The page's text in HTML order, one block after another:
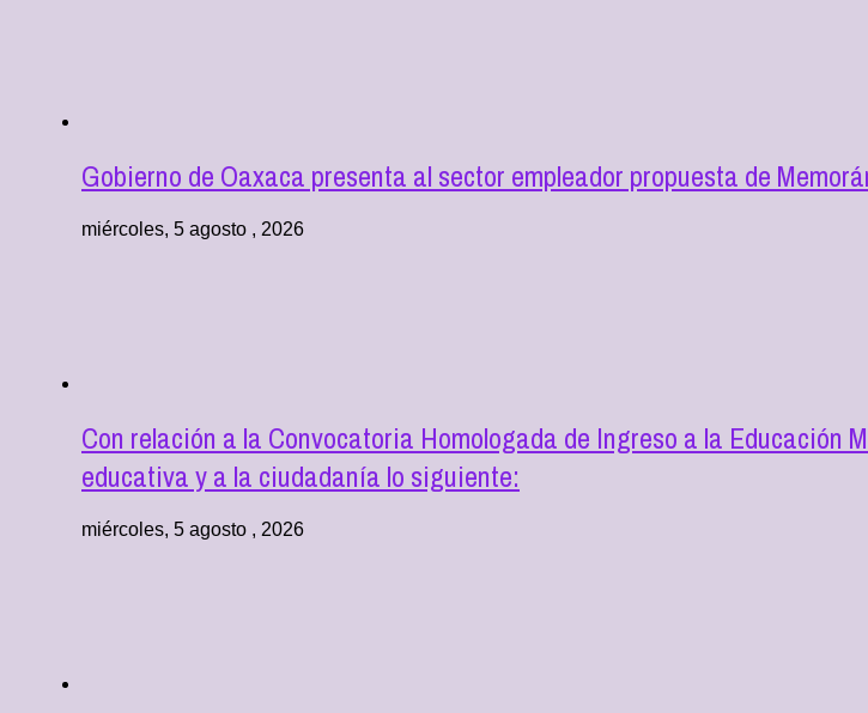
Gobierno de Oaxaca presenta al sector empleador propuesta de
miércoles, 5 agosto , 2026
Con relación a la Convocatoria Homologada de Ingreso a la Educación
educativa y a la ciudadanía lo siguiente:
miércoles, 5 agosto , 2026